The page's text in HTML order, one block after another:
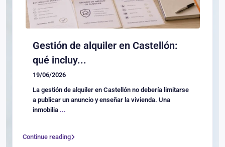
Gestión de alquiler en Castellón:
qué incluy...
19/06/2026
La gestión de alquiler en Castellón no debería limitarse
a publicar un anuncio y enseñar la vivienda. Una
inmobilia ...
Continue reading